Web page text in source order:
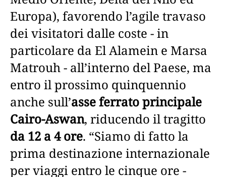
Europa), favorendo l’agile travaso
dei visitatori dalle coste - in
particolare da El Alamein e Marsa
Matrouh - all’interno del Paese, ma
entro il prossimo quinquennio
anche sull’asse ferrato principale
Cairo-Aswan, riducendo il tragitto
da 12 a 4 ore. “Siamo di fatto la
prima destinazione internazionale
per viaggi entro le cinque ore -